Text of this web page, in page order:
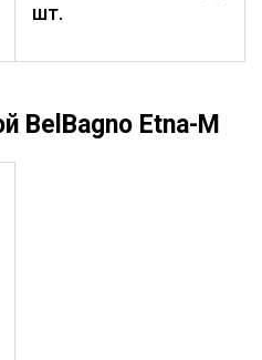
шт.
BelBagno Etna-M